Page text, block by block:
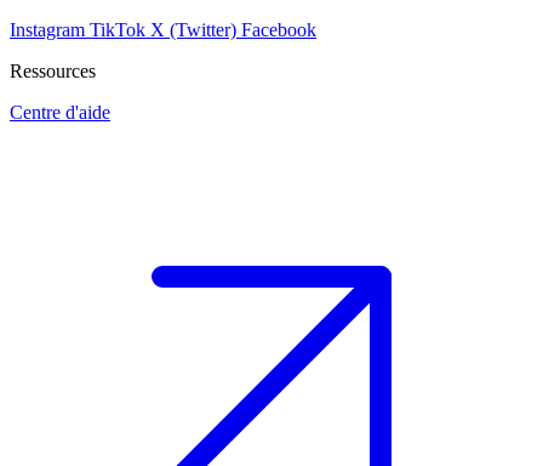
Instagram TikTok X (Twitter) Facebook
Ressources
Centre d'aide